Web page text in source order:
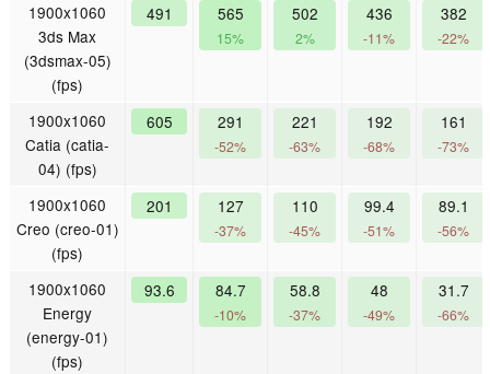
1900x1060
3ds Max
(3dsmax-05)
(fps)
491 565
15%
502
2%
436
-11%
382
-22%
1900x1060
Catia (catia-
04) (fps)
605 291
-52%
221
-63%
192
-68%
161
-73%
1900x1060
Creo (creo-01)
(fps)
201 127
-37%
110
-45%
99.4
-51%
89.1
-56%
1900x1060
Energy
(energy-01)
(fps)
93.6 84.7
-10%
58.8
-37%
48
-49%
31.7
-66%